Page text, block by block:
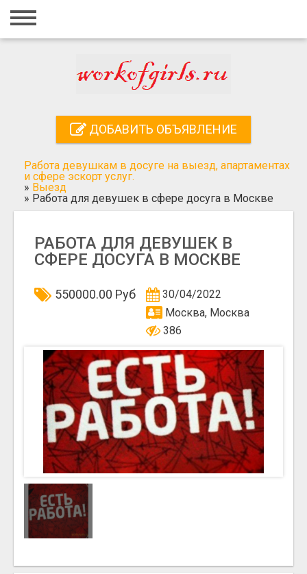
Главная
Регистрация
Добавить объявление
Поиск
ДОБАВИТЬ ОБЪЯВЛЕНИЕ
Работа девушкам в досуге на выезд, апартаментах
и сфере эскорт услуг.
» Выезд
» Работа для девушек в сфере досуга в Москве
РАБОТА ДЛЯ ДЕВУШЕК В
СФЕРЕ ДОСУГА В МОСКВЕ
550000.00 Руб
30/04/2022
Москва, Москва
386